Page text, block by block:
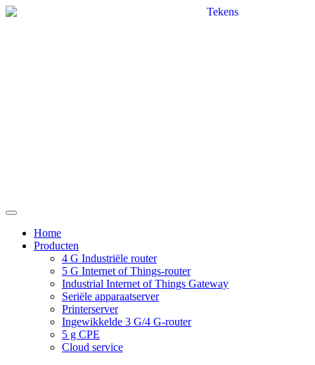
Home
Producten
4 G Industriële router
5 G Internet of Things-router
Industrial Internet of Things Gateway
Seriële apparaatserver
Printerserver
Ingewikkelde 3 G/4 G-router
5 g CPE
Cloud service